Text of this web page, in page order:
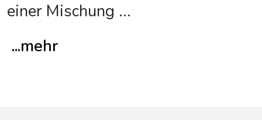
einer Mischung ...
...mehr